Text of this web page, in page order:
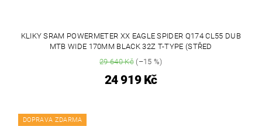
KLIKY SRAM POWERMETER XX EAGLE SPIDER Q174 CL55 DUB
MTB WIDE 170MM BLACK 32Z T-TYPE (STŘED
29 640 Kč(–15 %)
24 919 Kč
DOPRAVA ZDARMA